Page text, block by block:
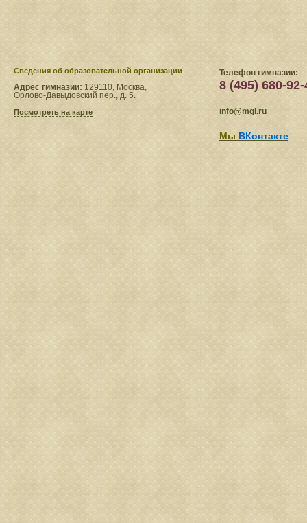
Сведения​ об образовательной организации
Адрес гимназии: 129110, Москва,
Орлово-Давыдовский пер., д. 5.
Посмотреть на карте
Телефон гимназии:
8 (495) 680-92-
info@mgl.ru
Мы ВКонтакте